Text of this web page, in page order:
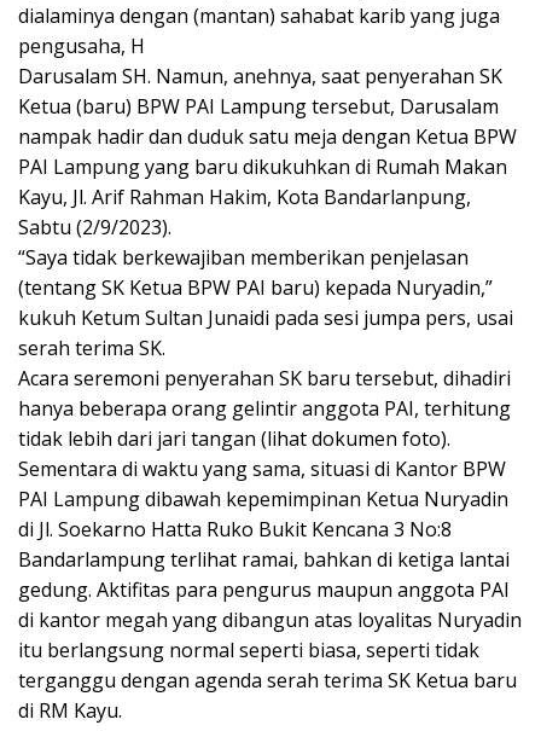
dialaminya dengan (mantan) sahabat karib yang juga
pengusaha, H
Darusalam SH. Namun, anehnya, saat penyerahan SK
Ketua (baru) BPW PAI Lampung tersebut, Darusalam
nampak hadir dan duduk satu meja dengan Ketua BPW
PAI Lampung yang baru dikukuhkan di Rumah Makan
Kayu, Jl. Arif Rahman Hakim, Kota Bandarlanpung,
Sabtu (2/9/2023).
“Saya tidak berkewajiban memberikan penjelasan
(tentang SK Ketua BPW PAI baru) kepada Nuryadin,”
kukuh Ketum Sultan Junaidi pada sesi jumpa pers, usai
serah terima SK.
Acara seremoni penyerahan SK baru tersebut, dihadiri
hanya beberapa orang gelintir anggota PAI, terhitung
tidak lebih dari jari tangan (lihat dokumen foto).
Sementara di waktu yang sama, situasi di Kantor BPW
PAI Lampung dibawah kepemimpinan Ketua Nuryadin
di Jl. Soekarno Hatta Ruko Bukit Kencana 3 No:8
Bandarlampung terlihat ramai, bahkan di ketiga lantai
gedung. Aktifitas para pengurus maupun anggota PAI
di kantor megah yang dibangun atas loyalitas Nuryadin
itu berlangsung normal seperti biasa, seperti tidak
terganggu dengan agenda serah terima SK Ketua baru
di RM Kayu.